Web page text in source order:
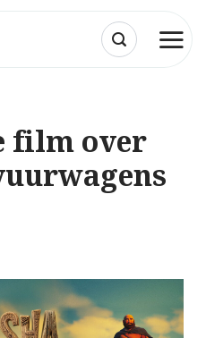
film over